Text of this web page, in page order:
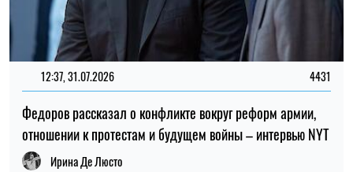
12:37, 31.07.2026 4431
Федоров рассказал о конфликте вокруг реформ армии,
отношении к протестам и будущем войны – интервью NYT
Ирина Де Люсто